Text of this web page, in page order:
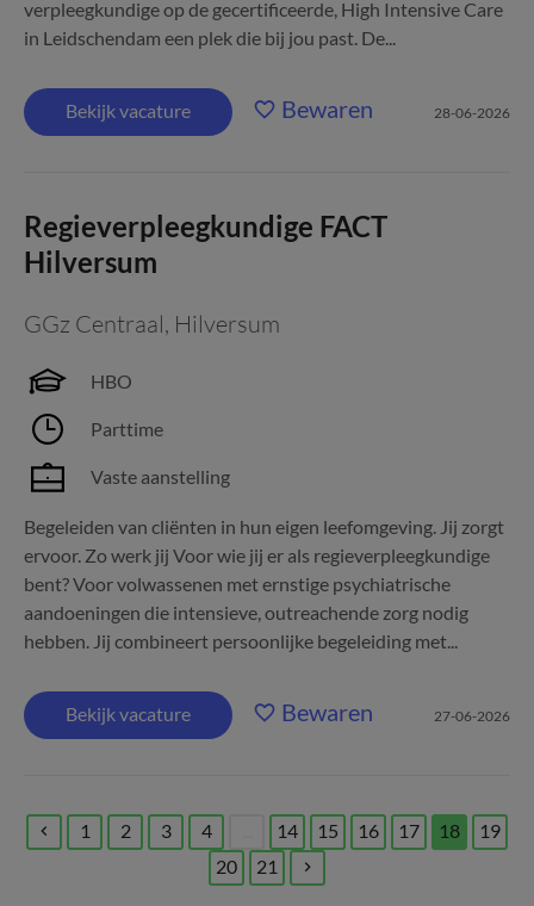
verpleegkundige op de gecertificeerde, High Intensive Care
in Leidschendam een plek die bij jou past. De...
Bekijk vacature Bewaren 28-06-2026
Regieverpleegkundige FACT
Hilversum
GGz Centraal, Hilversum
HBO
Parttime
Vaste aanstelling
Begeleiden van cliënten in hun eigen leefomgeving. Jij zorgt
ervoor. Zo werk jij Voor wie jij er als regieverpleegkundige
bent? Voor volwassenen met ernstige psychiatrische
aandoeningen die intensieve, outreachende zorg nodig
hebben. Jij combineert persoonlijke begeleiding met...
Bekijk vacature Bewaren 27-06-2026
1 2 3 4 14 15 16 17
18
(current)
19
20
21